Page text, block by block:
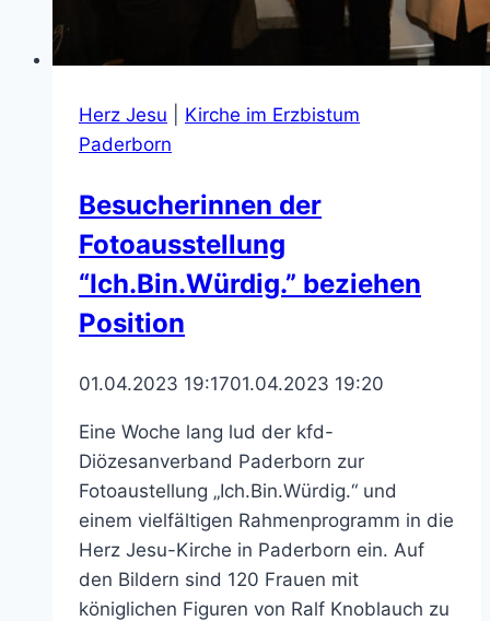
Herz Jesu
Kirche im Erzbistum
Paderborn
Besucherinnen der
Fotoausstellung
“Ich.Bin.Würdig.” beziehen
Position
01.04.2023 19:1701.04.2023 19:20
Eine Woche lang lud der kfd-
Diözesanverband Paderborn zur
Fotoaustellung „Ich.Bin.Würdig.“ und
einem vielfältigen Rahmenprogramm in die
Herz Jesu-Kirche in Paderborn ein. Auf
den Bildern sind 120 Frauen mit
königlichen Figuren von Ralf Knoblauch zu